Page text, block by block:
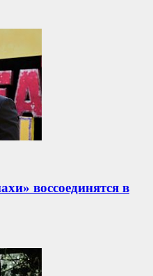
воссоединятся в